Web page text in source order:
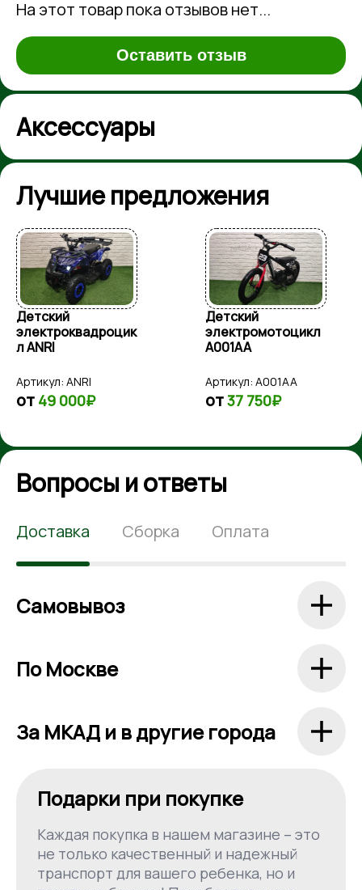
На этот товар пока отзывов нет...
Оставить отзыв
Аксессуары
Лучшие предложения
электромотоцикл
A001AA
Вопросы и ответы
Доставка Сборка Оплата
Самовывоз
По Москве
За МКАД и в другие города
Подарки при покупке
Каждая покупка в нашем магазине – это
не только качественный и надежный
транспорт для вашего ребенка, но и